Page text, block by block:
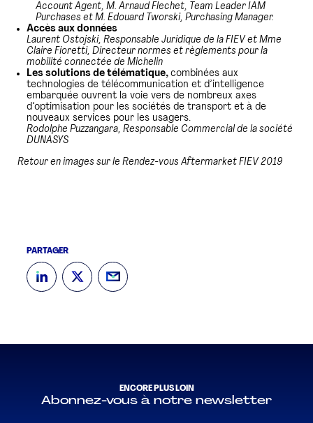
Account Agent, M. Arnaud Flechet, Team Leader IAM
Purchases et M. Edouard Tworski, Purchasing Manager.
Accès aux données
Laurent Ostojski, Responsable Juridique de la FIEV et Mme
Claire Fioretti, Directeur normes et règlements pour la
mobilité connectée de Michelin
Les solutions de télématique, combinées aux
technologies de télécommunication et d’intelligence
embarquée ouvrent la voie vers de nombreux axes
d’optimisation pour les sociétés de transport et à de
nouveaux services pour les usagers.
Rodolphe Puzzangara, Responsable Commercial de la société
DUNASYS
Retour en images sur le Rendez-vous Aftermarket FIEV 2019
PARTAGER
ENCORE PLUS LOIN
Abonnez-vous à notre newsletter